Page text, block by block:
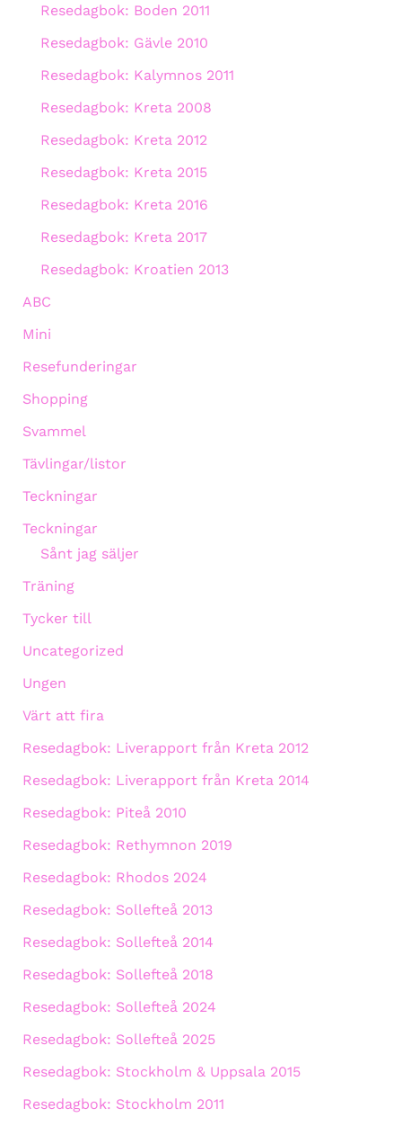
Resedagbok: Boden 2011
Resedagbok: Gävle 2010
Resedagbok: Kalymnos 2011
Resedagbok: Kreta 2008
Resedagbok: Kreta 2012
Resedagbok: Kreta 2015
Resedagbok: Kreta 2016
Resedagbok: Kreta 2017
Resedagbok: Kroatien 2013
ABC
Mini
Resefunderingar
Shopping
Svammel
Tävlingar/listor
Teckningar
Teckningar
Sånt jag säljer
Träning
Tycker till
Uncategorized
Ungen
Värt att fira
Resedagbok: Liverapport från Kreta 2012
Resedagbok: Liverapport från Kreta 2014
Resedagbok: Piteå 2010
Resedagbok: Rethymnon 2019
Resedagbok: Rhodos 2024
Resedagbok: Sollefteå 2013
Resedagbok: Sollefteå 2014
Resedagbok: Sollefteå 2018
Resedagbok: Sollefteå 2024
Resedagbok: Sollefteå 2025
Resedagbok: Stockholm & Uppsala 2015
Resedagbok: Stockholm 2011